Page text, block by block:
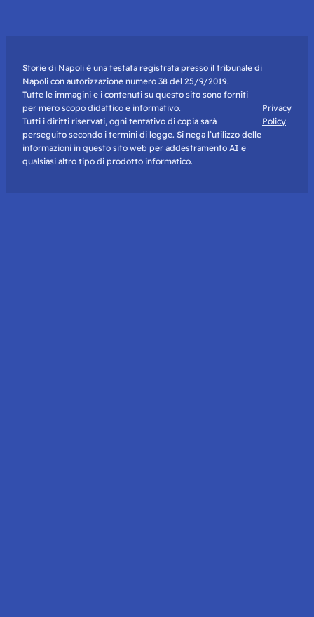
Storie di Napoli è una testata registrata presso il tribunale di
Napoli con autorizzazione numero 38 del 25/9/2019.
Tutte le immagini e i contenuti su questo sito sono forniti
per mero scopo didattico e informativo.
Tutti i diritti riservati, ogni tentativo di copia sarà
perseguito secondo i termini di legge. Si nega l’utilizzo delle
informazioni in questo sito web per addestramento AI e
qualsiasi altro tipo di prodotto informatico.
Privacy
Policy